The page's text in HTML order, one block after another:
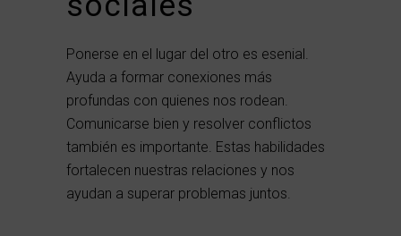
Ponerse en el lugar del otro es esenial.
Ayuda a formar conexiones más
profundas con quienes nos rodean.
Comunicarse bien y resolver conflictos
también es importante. Estas habilidades
fortalecen nuestras relaciones y nos
ayudan a superar problemas juntos.